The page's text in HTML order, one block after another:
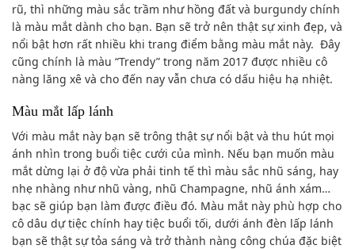
rũ, thì những màu sắc trầm như hồng đất và burgundy chính
là màu mắt dành cho bạn. Bạn sẽ trở nên thật sự xinh đẹp, và
nổi bật hơn rất nhiều khi trang điểm bằng màu mắt này. Đây
cũng chính là màu “Trendy” trong năm 2017 được nhiều cô
nàng lăng xê và cho đến nay vẫn chưa có dấu hiệu hạ nhiệt.
Màu mắt lấp lánh
Với màu mắt này bạn sẽ trông thật sự nổi bật và thu hút mọi
ánh nhìn trong buổi tiệc cưới của mình. Nếu bạn muốn màu
mắt dừng lại ở độ vừa phải tinh tế thì màu sắc nhũ sáng, hay
nhẹ nhàng như nhũ vàng, nhũ Champagne, nhũ ánh xám…
bạc sẽ giúp bạn làm được điều đó. Màu mắt này phù hợp cho
cô dâu dự tiệc chính hay tiệc buổi tối, dưới ánh đèn lấp lánh
bạn sẽ thật sự tỏa sáng và trở thành nàng công chúa đặc biệt